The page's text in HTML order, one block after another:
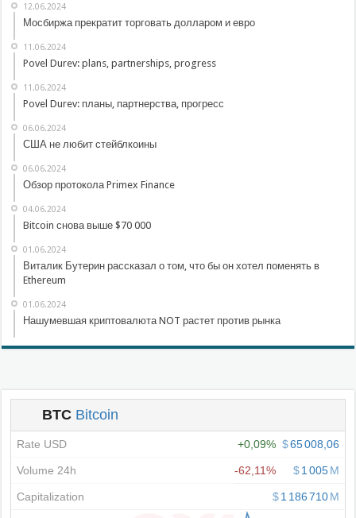
12.06.2024
Мосбиржа прекратит торговать долларом и евро
11.06.2024
Povel Durev: plans, partnerships, progress
11.06.2024
Povel Durev: планы, партнерства, прогресс
06.06.2024
США не любит стейблкоины
06.06.2024
Обзор протокола Primex Finance
04.06.2024
Bitcoin снова выше $70 000
01.06.2024
Виталик Бутерин рассказал о том, что бы он хотел поменять в
Ethereum
01.06.2024
Нашумевшая криптовалюта NOT растет против рынка